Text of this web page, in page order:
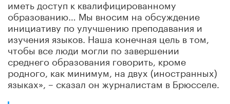
иметь доступ к квалифицированному
образованию… Мы вносим на обсуждение
инициативу по улучшению преподавания и
изучения языков. Наша конечная цель в том,
чтобы все люди могли по завершении
среднего образования говорить, кроме
родного, как минимум, на двух (иностранных)
языках», – сказал он журналистам в Брюсселе.